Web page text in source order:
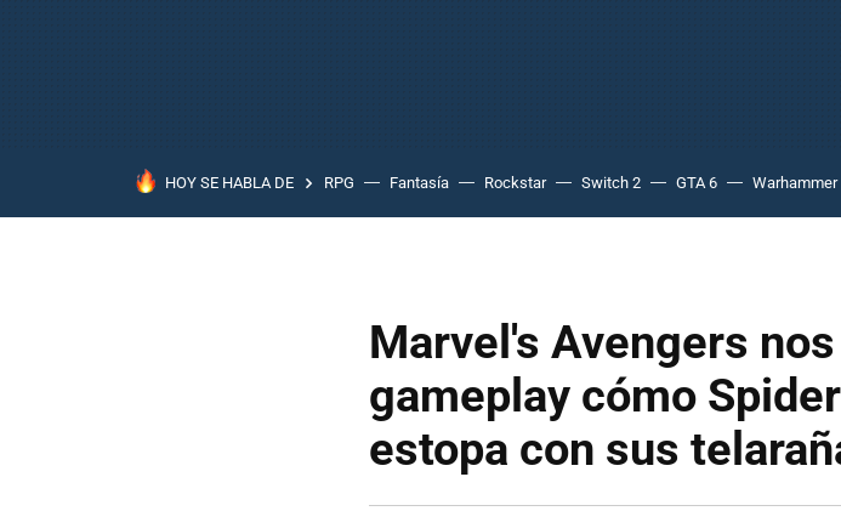
HOY SE HABLA DE RPG Fantasía Rockstar Switch 2 GTA 6 Warhammer
Marvel's Avengers
gameplay cómo
estopa con sus